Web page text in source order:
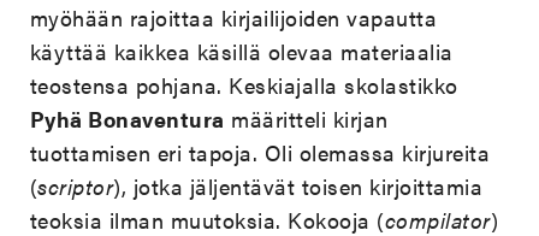
myöhään rajoittaa kirjailijoiden vapautta
käyttää kaikkea käsillä olevaa materiaalia
teostensa pohjana. Keskiajalla skolastikko
Pyhä Bonaventura määritteli kirjan
tuottamisen eri tapoja. Oli olemassa kirjureita
(scriptor), jotka jäljentävät toisen kirjoittamia
teoksia ilman muutoksia. Kokooja (compilator)